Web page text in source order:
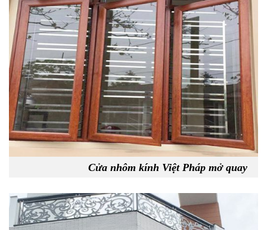
Cửa nhôm kính Việt Pháp mở quay